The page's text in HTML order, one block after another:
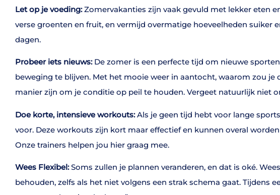
Let op je voeding:Zomervakanties zijn vaak gevuld met lekker eten
verse groenten en fruit, en vermijd overmatige hoeveelheden suiker
dagen.
Probeer iets nieuws:De zomer is een perfecte tijd om nieuwe
beweging te blijven. Met het mooie weer in aantocht, waarom zou
manier zijn om je conditie op peil te houden. Vergeet natuurlijk niet
Doe korte, intensieve workouts:Als je geen tijd hebt voor lange
voor. Deze workouts zijn kort maar effectief en kunnen overal
Onze trainers helpen jou hier graag mee.
Wees Flexibel:Soms zullen je plannen veranderen, en dat is oké.
behouden, zelfs als het niet volgens een strak schema gaat. Tijdens